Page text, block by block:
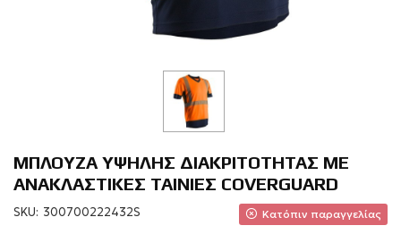
ΜΠΛΟΥΖΑ ΥΨΗΛΗΣ ΔΙΑΚΡΙΤΟΤΗΤΑΣ ΜΕ
ΑΝΑΚΛΑΣΤΙΚΕΣ ΤΑΙΝΙΕΣ COVERGUARD
SKU: 300700222432S Κατόπιν παραγγελίας